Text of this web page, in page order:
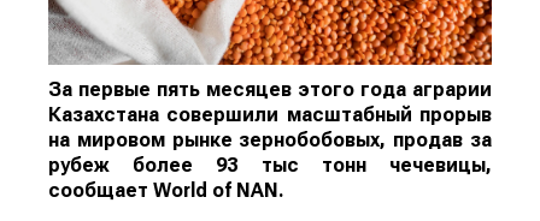
За первые пять месяцев этого года аграрии
Казахстана совершили масштабный прорыв
на мировом рынке зернобобовых, продав за
рубеж более 93 тыс тонн чечевицы,
сообщает World of NAN .